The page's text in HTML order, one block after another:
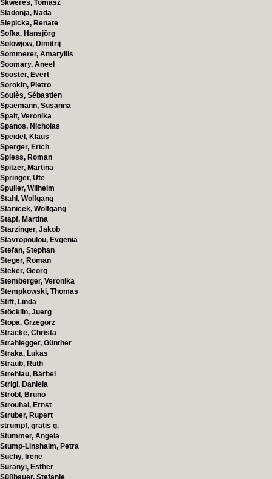
Skweres, Tomasz
Sladonja, Nada
Slepicka, Renate
Sofka, Hansjörg
Solowjow, Dimitrij
Sommerer, Amaryllis
Soomary, Aneel
Sooster, Evert
Sorokin, Pietro
Soulès, Sébastien
Spaemann, Susanna
Spalt, Veronika
Spanos, Nicholas
Speidel, Klaus
Sperger, Erich
Spiess, Roman
Spitzer, Martina
Springer, Ute
Spuller, Wilhelm
Stahl, Wolfgang
Stanicek, Wolfgang
Stapf, Martina
Starzinger, Jakob
Stavropoulou, Evgenia
Stefan, Stephan
Steger, Roman
Steker, Georg
Stemberger, Veronika
Stempkowski, Thomas
Stift, Linda
Stöcklin, Juerg
Stopa, Grzegorz
Stracke, Christa
Strahlegger, Günther
Straka, Lukas
Straub, Ruth
Strehlau, Bärbel
Strigl, Daniela
Strobl, Bruno
Strouhal, Ernst
Struber, Rupert
strumpf, gratis g.
Stummer, Angela
Stump-Linshalm, Petra
Suchy, Irene
Suranyi, Esther
Süßbauer, Stefanie